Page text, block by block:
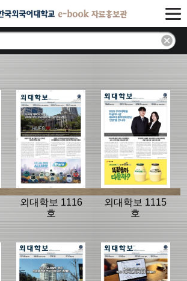
외대학보 1116
호
외대학보 1115
호